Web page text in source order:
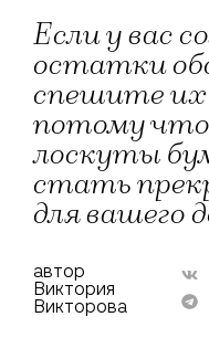
Если у вас
остатки
спешите их
потому
лоскуты
стать
для вашего
автор
Виктория
Викторова